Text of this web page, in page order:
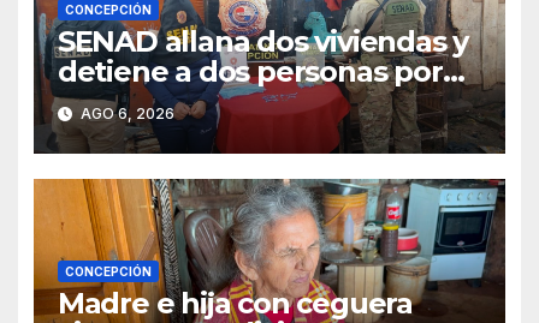
CONCEPCIÓN
SENAD allana dos viviendas y
detiene a dos personas por
presunto microtráfico en
Concepción
AGO 6, 2026
CONCEPCIÓN
Madre e hija con ceguera